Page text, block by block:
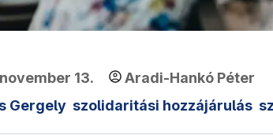
13.
Aradi-Hankó Péter
Gergely szolidaritási hozzájárulás